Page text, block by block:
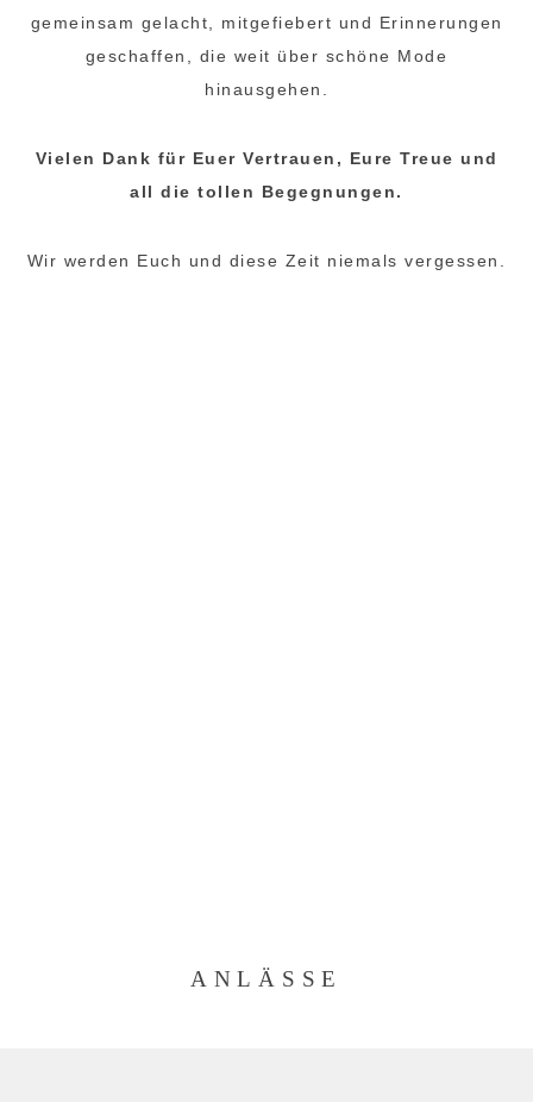
gemeinsam gelacht, mitgefiebert und Erinnerungen
geschaffen, die weit über schöne Mode
hinausgehen.
Vielen Dank für Euer Vertrauen, Eure Treue und
all die tollen Begegnungen.
Wir werden Euch und diese Zeit niemals vergessen.
ANLÄSSE